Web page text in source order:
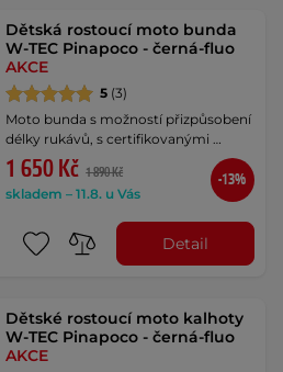
Dětská rostoucí moto bunda
W-TEC Pinapoco - černá-fluo
AKCE
5 (3)
Moto bunda s možností přizpůsobení
délky rukávů, s certifikovanými …
1 650 Kč 1 890 Kč
skladem – 11.8. u Vás
-13%
Detail
Dětské rostoucí moto kalhoty
W-TEC Pinapoco - černá-fluo
AKCE